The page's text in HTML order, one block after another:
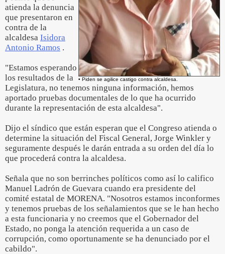
• Piden se agilice castigo contra alcaldesa.
atienda la denuncia
que presentaron en
contra de la
alcaldesa Isidora
Antonio Ramos .
"Estamos esperando
los resultados de la
Legislatura, no tenemos ninguna información, hemos
aportado pruebas documentales de lo que ha ocurrido
durante la representación de esta alcaldesa".
Dijo el síndico que están esperan que el Congreso atienda o
determine la situación del Fiscal General, Jorge Winkler y
seguramente después le darán entrada a su orden del día lo
que procederá contra la alcaldesa.
Señala que no son berrinches políticos como así lo califico
Manuel Ladrón de Guevara cuando era presidente del
comité estatal de MORENA. "Nosotros estamos inconformes
y tenemos pruebas de los señalamientos que se le han hecho
a esta funcionaria y no creemos que el Gobernador del
Estado, no ponga la atención requerida a un caso de
corrupción, como oportunamente se ha denunciado por el
cabildo".